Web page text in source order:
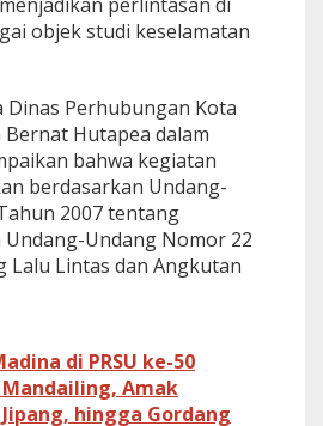
objek studi keselamatan
Dinas Perhubungan Kota
Hutapea dalam
bahwa kegiatan
berdasarkan Undang-
2007 tentang
Undang Nomor 22
Lalu Lintas dan Angkutan
di PRSU ke-50
Amak
hingga Gordang